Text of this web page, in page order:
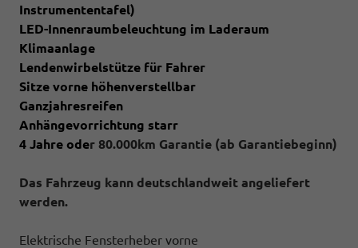
Instrumententafel)
LED-Innenraumbeleuchtung im Laderaum
Klimaanlage
Lendenwirbelstütze für Fahrer
Sitze vorne höhenverstellbar
Ganzjahresreifen
Anhängevorrichtung starr
4 Jahre oder 80.000km Garantie (ab Garantiebeginn)
Das Fahrzeug kann deutschlandweit angeliefert
werden.
Elektrische Fensterheber vorne